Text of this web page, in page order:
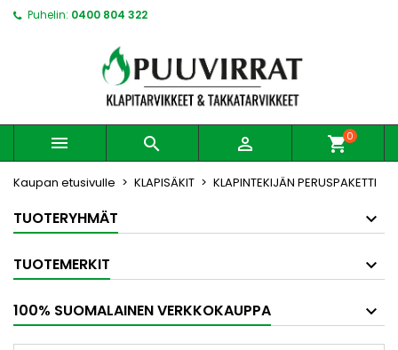
Puhelin: 0400 804 322
   shopping_cart0
Kaupan etusivulle KLAPISÄKIT KLAPINTEKIJÄN PERUSPAKETTI
TUOTERYHMÄT
TUOTEMERKIT
100% SUOMALAINEN VERKKOKAUPPA